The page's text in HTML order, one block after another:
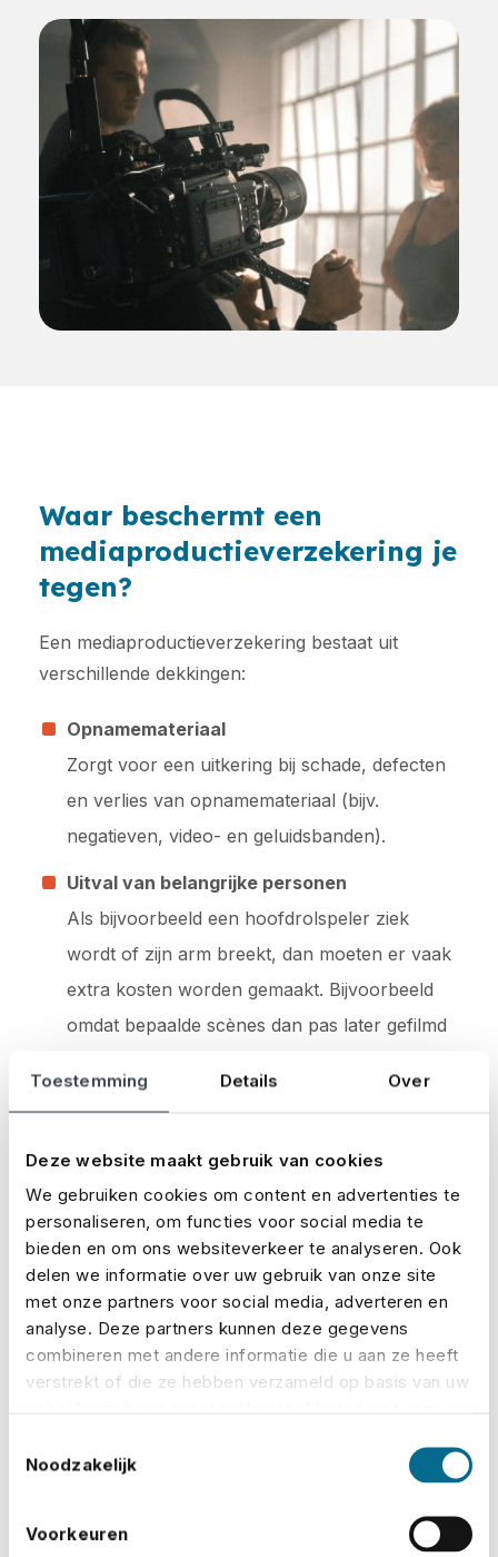
Toestemming Details Over
Deze website maakt gebruik van cookies
We gebruiken cookies om content en advertenties te
personaliseren, om functies voor social media te
bieden en om ons websiteverkeer te analyseren. Ook
delen we informatie over uw gebruik van onze site
met onze partners voor social media, adverteren en
analyse. Deze partners kunnen deze gegevens
combineren met andere informatie die u aan ze heeft
verstrekt of die ze hebben verzameld op basis van uw
Noodzakelijk
Voorkeuren
Waar beschermt een
mediaproductieverzekering je
tegen?
Een mediaproductieverzekering bestaat uit
verschillende dekkingen:
Opnamemateriaal
Zorgt voor een uitkering bij schade, defecten
en verlies van opnamemateriaal (bijv.
negatieven, video- en geluidsbanden).
Uitval van belangrijke personen
Als bijvoorbeeld een hoofdrolspeler ziek
wordt of zijn arm breekt, dan moeten er vaak
extra kosten worden gemaakt. Bijvoorbeeld
omdat bepaalde scènes dan pas later gefilmd
de extra kosten die je in zo’n geval moet
Als een productie moet worden afgelast,
uitgesteld of onderbroken, worden de kosten
die je al hebt gemaakt en de extra kosten die
je nog moet maken vergoed.
Productiemateriaal
kwijtraken, dan betaalt de verzekeraar de
bijvoorbeeld aan camera’s, lenzen,